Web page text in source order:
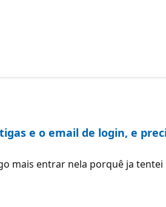
e o email de login, e
mais entrar nela porquê ja